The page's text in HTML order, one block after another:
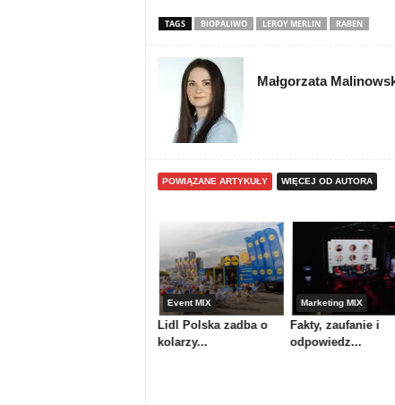
TAGS BIOPALIWO LEROY MERLIN RABEN
Małgorzata
POWIĄZANE ARTYKUŁY WIĘCEJ OD AUTORA
Event MIX
Lidl Polska zadba o
kolarzy...
Marketing MIX
Fakty, zaufanie i
odpowiedz...